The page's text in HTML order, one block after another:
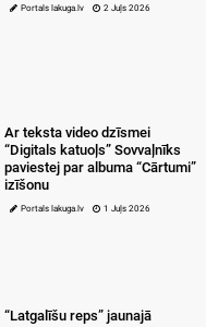
Portals lakuga.lv 2 Juļs 2026
Ar teksta video dzīsmei
“Digitals katuoļs” Sovvaļnīks
paviestej par albuma “Cārtumi”
izīšonu
Portals lakuga.lv 1 Juļs 2026
“Latgalīšu reps” jaunajā